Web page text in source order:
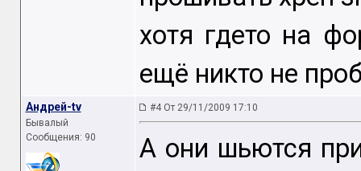
хотя гдето на
ещё никто не
Андрей-tv
Бывалый
Сообщения: 90
#4 От 29/11/2009 17:10
А они шьются при